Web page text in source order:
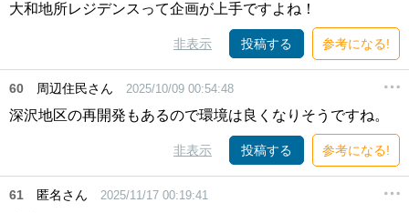
大和地所レジデンスって企画が上手ですよね！
非表示 投稿する 参考になる!
60 周辺住民さん 2025/10/09 00:54:48
深沢地区の再開発もあるので環境は良くなりそうですね。
非表示 投稿する 参考になる!
61 匿名さん 2025/11/17 00:19:41